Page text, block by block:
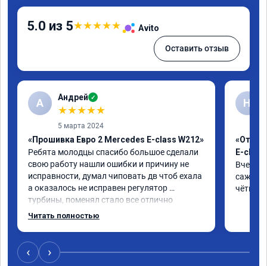
5.0 из 5★★★★★ Avito
Оставить отзыв
А Андрей ✓
★★★★★
5 марта 2024
«Прошивка Евро 2 Mercedes E-class W212»
Ребята молодцы спасибо большое сделали
свою работу нашли ошибки и причину не
исправности, думал чиповать дв чтоб ехала
а оказалось не исправен регулятор
турбины, поменял стало все отлично
Читать полностью
Н
E-class
Вчера
чётко.
‹ ›